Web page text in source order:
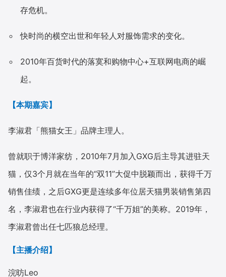
存危机。
快时尚的横空出世和年轻人对服饰需求的变化。
2010年百货时代的落寞和购物中心+互联网电商的崛
起。
【本期嘉宾】
李淑君「熊猫女王」品牌主理人。
曾就职于博洋家纺，2010年7月加入GXG后主导其进驻天
猫，仅3个月就在当年的“双11”大促中脱颖而出，获得千万
销售佳绩，之后GXG更是连续多年位居天猫男装销售第四
名，李淑君也在行业内获得了“千万姐”的美称。2019年，
李淑君曾出任七匹狼总经理。
【主播介绍】
浣昉Leo